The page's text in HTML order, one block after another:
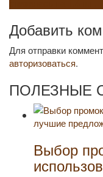
записям
Добавить
Для отправки
авторизоваться.
ПОЛЕЗНЫЕ
Выбор